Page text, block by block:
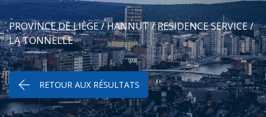
PROVINCE DE LIÈGE/HANNUT/RESIDENCE SERVICE/
LA TONNELLE
RETOUR AUX RÉSULTATS